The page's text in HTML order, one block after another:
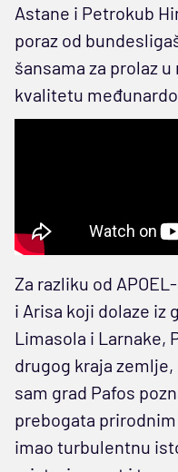
Astane i Petrokub
poraz od
šansama za prolaz
kvalitetu
Za razliku od
i Arisa koji dolaze iz
Limasola i Larnake,
drugog kraja zemlje,
sam grad Pafos
prebogata
imao turbulentnu